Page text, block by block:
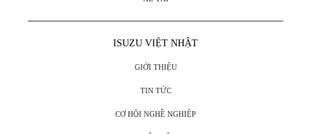
ISUZU VIỆT NHẬT
GIỚI THIỆU
TIN TỨC
CƠ HỘI NGHỀ NGHIỆP